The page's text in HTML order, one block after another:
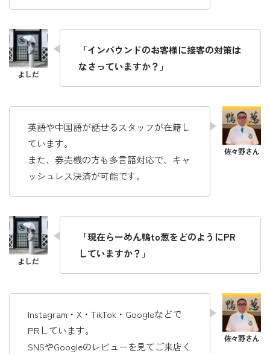
「インバウンドのお客様に接客の対策は
なさっていますか？」
英語や中国語が話せるスタッフが在籍し
ています。
また、券売機の方も多言語対応で、キャ
ッシュレス決済が可能です。
「現在らーめん鴨to葱をどのようにPR
していますか？」
Instagram・X・TikTok・Googleなどで
PRしています。
SNSやGoogleのレビューを見てご来店く